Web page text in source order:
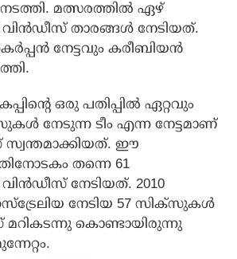
നടത്തി. മത്സരത്തില്‍ ഏഴ്
താരങ്ങള്‍ നേടിയത്.
നേട്ടവും കരീബിയന്‍
ഒരു പതിപ്പില്‍ ഏറ്റവും
നേടുന്ന ടീം എന്ന നേട്ടമാണ്
സ്വന്തമാക്കിയത്. ഈ
തന്നെ 61
നേടിയത്. 2010
നേടിയ 57 സിക്‌സുകള്‍
കൊണ്ടായിരുന്നു